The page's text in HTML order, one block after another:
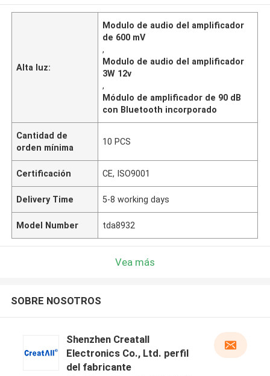
Alta luz:
Modulo de audio del amplificador
de 600 mV
,
Modulo de audio del amplificador
3W 12v
,
Módulo de amplificador de 90 dB
con Bluetooth incorporado
Cantidad de
orden mínima
10 PCS
Certificación CE, ISO9001
Delivery Time 5-8 working days
Model Number tda8932
Vea más
SOBRE NOSOTROS
Shenzhen Creatall
Electronics Co., Ltd. perfil
del fabricante